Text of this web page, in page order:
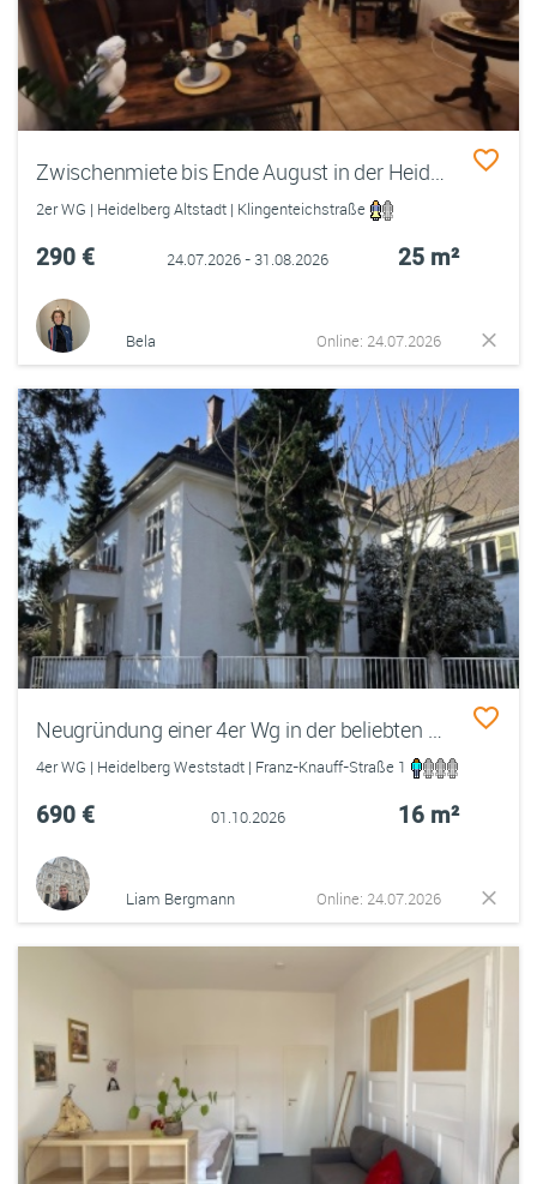
Zwischenmiete bis Ende August in der Heidelberger Altstadt
2er WG | Heidelberg Altstadt | Klingenteichstraße
290 € 24.07.2026 - 31.08.2026 25 m²
Bela Online: 24.07.2026
Neugründung einer 4er Wg in der beliebten Weststadt
4er WG | Heidelberg Weststadt | Franz-Knauff-Straße 1
690 € 01.10.2026 16 m²
Liam Bergmann Online: 24.07.2026